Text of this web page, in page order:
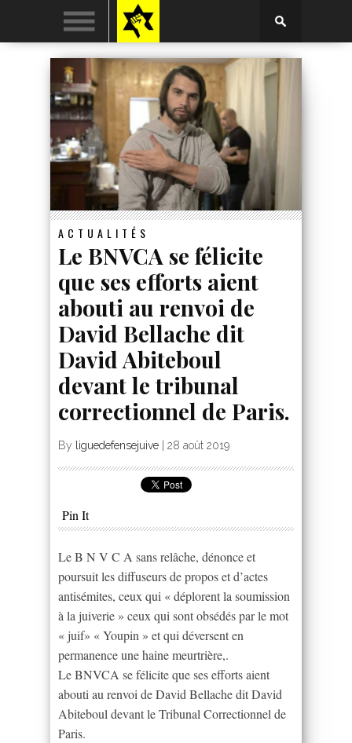
ACTUALITÉS
Le BNVCA se félicite
que ses efforts aient
abouti au renvoi de
David Bellache dit
David Abiteboul
devant le tribunal
correctionnel de Paris.
By liguedefensejuive 28 août 2019
Pin It
Le B N V C A sans relâche, dénonce et
poursuit les diffuseurs de propos et d’actes
antisémites, ceux qui « déplorent la soumission
à la juiverie » ceux qui sont obsédés par le mot
« juif» « Youpin » et qui déversent en
permanence une haine meurtrière,.
Le BNVCA se félicite que ses efforts aient
abouti au renvoi de David Bellache dit David
Abiteboul devant le Tribunal Correctionnel de
Paris.